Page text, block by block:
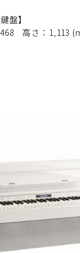
盤】
高さ：1,113